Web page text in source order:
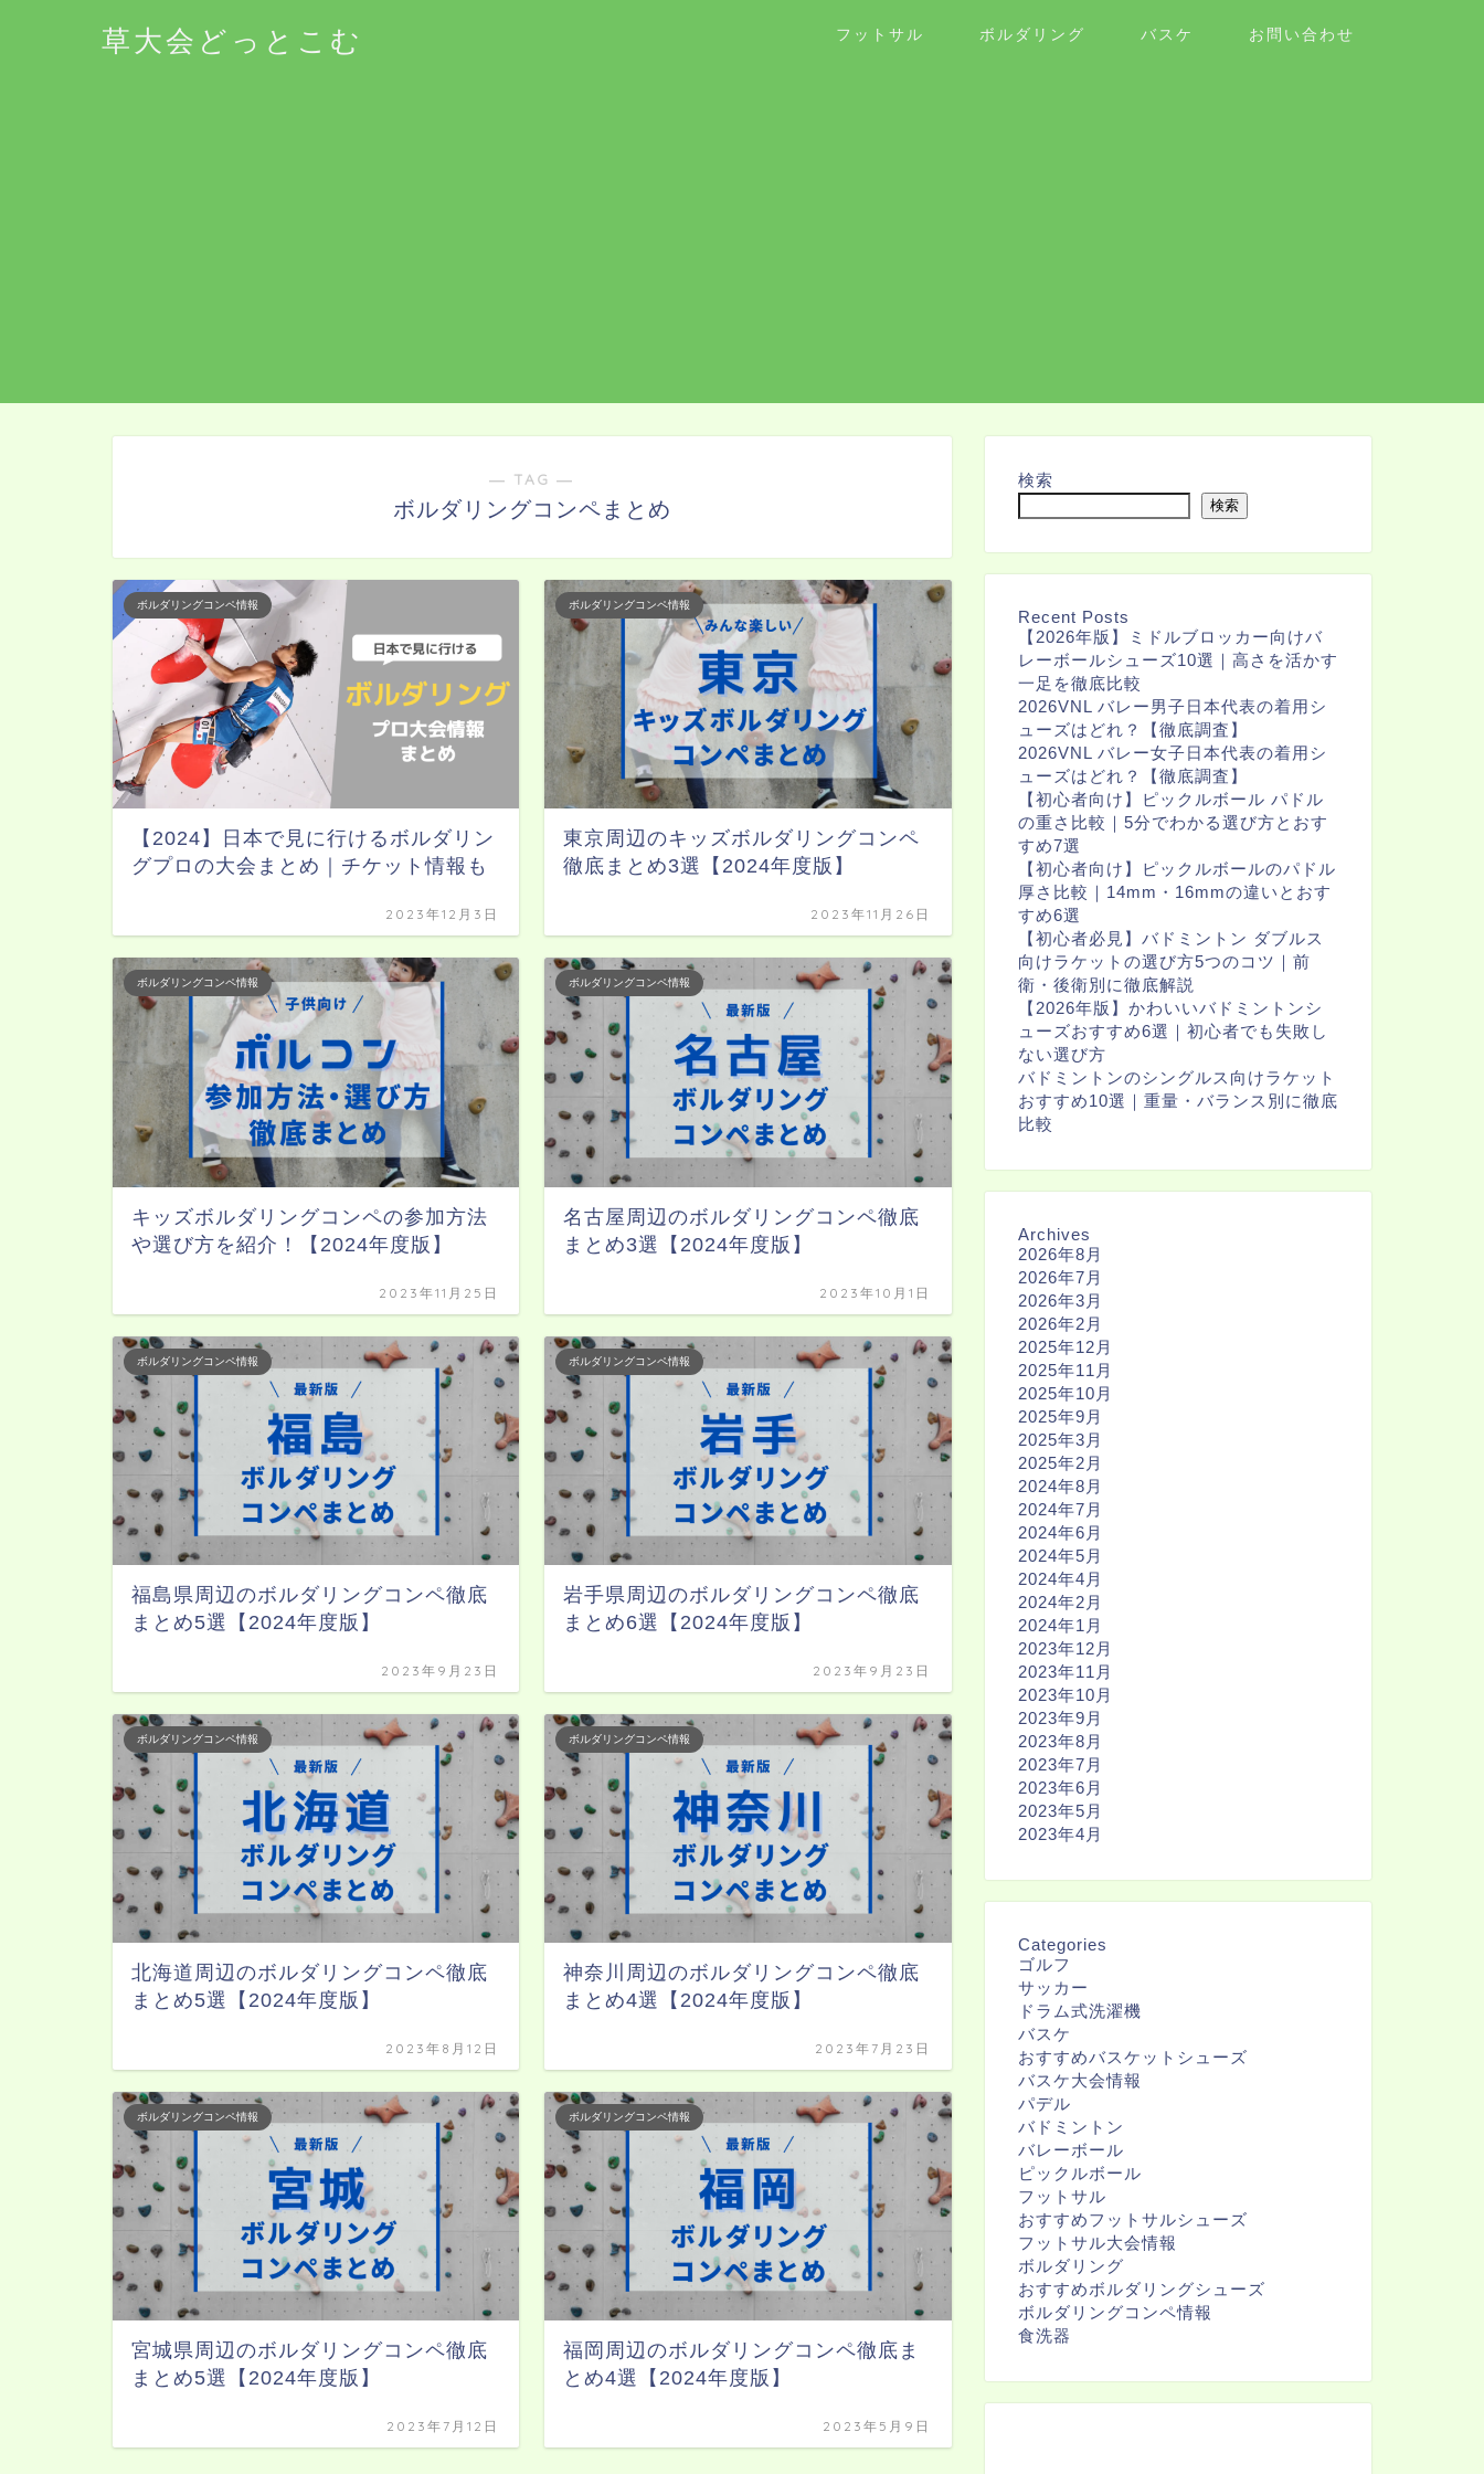
草大会どっとこむ フットサル ボルダリング バスケ お問い合わせ
― TAG ―
ボルダリングコンペまとめ
ボルダリングコンペ情報
【2024】日本で見に行けるボルダリン
グプロの大会まとめ｜チケット情報も
2023年12月3日
ボルダリングコンペ情報
東京周辺のキッズボルダリングコンペ
徹底まとめ3選【2024年度版】
2023年11月26日
ボルダリングコンペ情報
キッズボルダリングコンペの参加方法
や選び方を紹介！【2024年度版】
2023年11月25日
ボルダリングコンペ情報
名古屋周辺のボルダリングコンペ徹底
まとめ3選【2024年度版】
2023年10月1日
ボルダリングコンペ情報
福島県周辺のボルダリングコンペ徹底
まとめ5選【2024年度版】
2023年9月23日
ボルダリングコンペ情報
岩手県周辺のボルダリングコンペ徹底
まとめ6選【2024年度版】
2023年9月23日
ボルダリングコンペ情報
北海道周辺のボルダリングコンペ徹底
まとめ5選【2024年度版】
2023年8月12日
ボルダリングコンペ情報
神奈川周辺のボルダリングコンペ徹底
まとめ4選【2024年度版】
2023年7月23日
ボルダリングコンペ情報
宮城県周辺のボルダリングコンペ徹底
まとめ5選【2024年度版】
2023年7月12日
ボルダリングコンペ情報
福岡周辺のボルダリングコンペ徹底ま
とめ4選【2024年度版】
2023年5月9日
検索
検索
Recent Posts
【2026年版】ミドルブロッカー向けバ
レーボールシューズ10選｜高さを活かす
一足を徹底比較
2026VNL バレー男子日本代表の着用シ
ューズはどれ？【徹底調査】
2026VNL バレー女子日本代表の着用シ
ューズはどれ？【徹底調査】
【初心者向け】ピックルボール パドル
の重さ比較｜5分でわかる選び方とおす
すめ7選
【初心者向け】ピックルボールのパドル
厚さ比較｜14mm・16mmの違いとおす
すめ6選
【初心者必見】バドミントン ダブルス
向けラケットの選び方5つのコツ｜前
衛・後衛別に徹底解説
【2026年版】かわいいバドミントンシ
ューズおすすめ6選｜初心者でも失敗し
ない選び方
バドミントンのシングルス向けラケット
おすすめ10選｜重量・バランス別に徹底
比較
Archives
2026年8月
2026年7月
2026年3月
2026年2月
2025年12月
2025年11月
2025年10月
2025年9月
2025年3月
2025年2月
2024年8月
2024年7月
2024年6月
2024年5月
2024年4月
2024年2月
2024年1月
2023年12月
2023年11月
2023年10月
2023年9月
2023年8月
2023年7月
2023年6月
2023年5月
2023年4月
Categories
ゴルフ
サッカー
ドラム式洗濯機
バスケ
おすすめバスケットシューズ
バスケ大会情報
パデル
バドミントン
バレーボール
ピックルボール
フットサル
おすすめフットサルシューズ
フットサル大会情報
ボルダリング
おすすめボルダリングシューズ
ボルダリングコンペ情報
食洗器